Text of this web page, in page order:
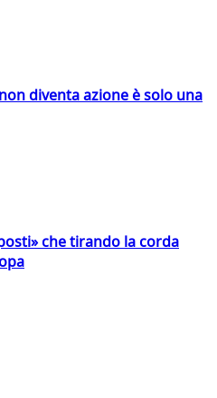
diventa azione è solo una
che tirando la corda